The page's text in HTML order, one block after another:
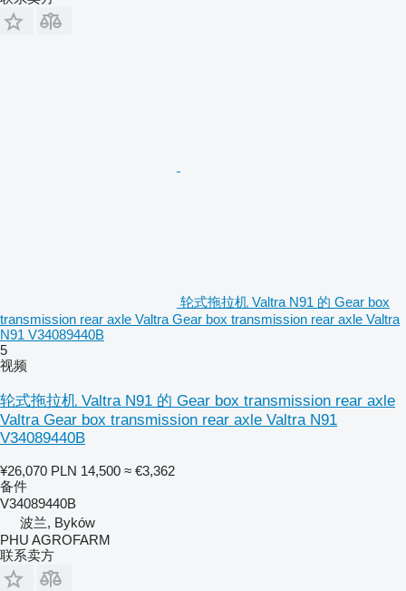
轮式拖拉机 Valtra N91 的 Gear box
transmission rear axle Valtra Gear box transmission rear axle Valtra
N91 V34089440B
5
视频
轮式拖拉机 Valtra N91 的 Gear box transmission rear axle
Valtra Gear box transmission rear axle Valtra N91
V34089440B
¥26,070 PLN 14,500 ≈ €3,362
备件
V34089440B
波兰, Byków
PHU AGROFARM
联系卖方